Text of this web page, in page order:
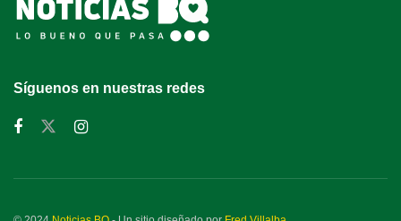
Síguenos en nuestras redes